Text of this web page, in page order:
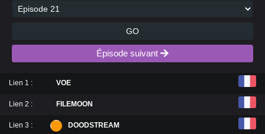
GO
Épisode suivant
Lien 1 : VOE
Lien 2 : FILEMOON
Lien 3 : DOODSTREAM